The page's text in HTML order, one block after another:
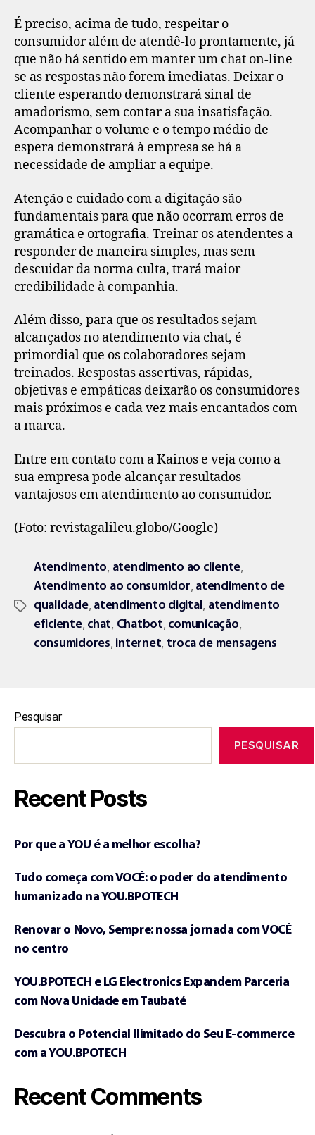
É preciso, acima de tudo, respeitar o
consumidor além de atendê-lo prontamente, já
que não há sentido em manter um chat on-line
se as respostas não forem imediatas. Deixar o
cliente esperando demonstrará sinal de
amadorismo, sem contar a sua insatisfação.
Acompanhar o volume e o tempo médio de
espera demonstrará à empresa se há a
necessidade de ampliar a equipe.
Atenção e cuidado com a digitação são
fundamentais para que não ocorram erros de
gramática e ortografia. Treinar os atendentes a
responder de maneira simples, mas sem
descuidar da norma culta, trará maior
credibilidade à companhia.
Além disso, para que os resultados sejam
alcançados no atendimento via chat, é
primordial que os colaboradores sejam
treinados. Respostas assertivas, rápidas,
objetivas e empáticas deixarão os consumidores
mais próximos e cada vez mais encantados com
a marca.
Entre em contato com a Kainos e veja como a
sua empresa pode alcançar resultados
vantajosos em atendimento ao consumidor.
(Foto: revistagalileu.globo/Google)
Atendimento, atendimento ao cliente,
Atendimento ao consumidor, atendimento de
qualidade, atendimento digital, atendimento
eficiente, chat, Chatbot, comunicação,
consumidores, internet, troca de mensagens
Pesquisar
PESQUISAR
Recent Posts
Por que a YOU é a melhor escolha?
Tudo começa com VOCÊ: o poder do atendimento
humanizado na YOU.BPOTECH
Renovar o Novo, Sempre: nossa jornada com VOCÊ
no centro
YOU.BPOTECH e LG Electronics Expandem Parceria
com Nova Unidade em Taubaté
Descubra o Potencial Ilimitado do Seu E-commerce
com a YOU.BPOTECH
Recent Comments